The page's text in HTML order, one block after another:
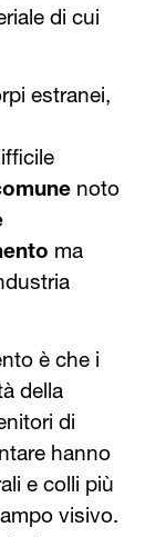
di cui
estranei,
noto
ma
è che i
della
di
hanno
e colli più
visivo.